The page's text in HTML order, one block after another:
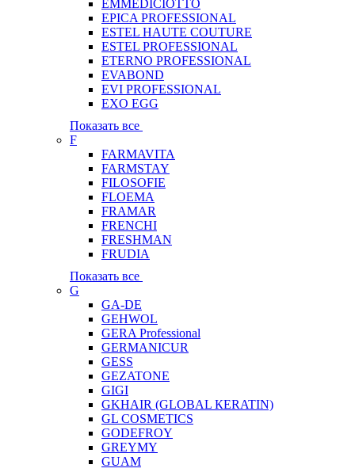
EMMEDICIOTTO
EPICA PROFESSIONAL
ESTEL HAUTE COUTURE
ESTEL PROFESSIONAL
ETERNO PROFESSIONAL
EVABOND
EVI PROFESSIONAL
EXO EGG
Показать все
F
FARMAVITA
FARMSTAY
FILOSOFIE
FLOEMA
FRAMAR
FRENCHI
FRESHMAN
FRUDIA
Показать все
G
GA-DE
GEHWOL
GERA Professional
GERMANICUR
GESS
GEZATONE
GIGI
GKHAIR (GLOBAL КЕRATIN)
GL COSMETICS
GODEFROY
GREYMY
GUAM